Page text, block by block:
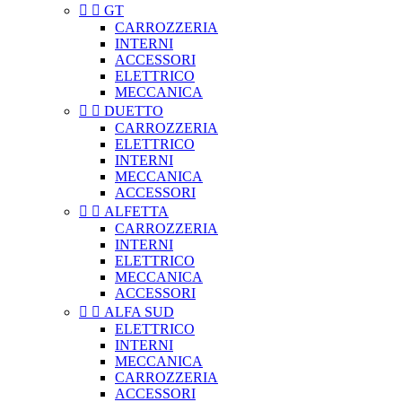
  GT
CARROZZERIA
INTERNI
ACCESSORI
ELETTRICO
MECCANICA
  DUETTO
CARROZZERIA
ELETTRICO
INTERNI
MECCANICA
ACCESSORI
  ALFETTA
CARROZZERIA
INTERNI
ELETTRICO
MECCANICA
ACCESSORI
  ALFA SUD
ELETTRICO
INTERNI
MECCANICA
CARROZZERIA
ACCESSORI